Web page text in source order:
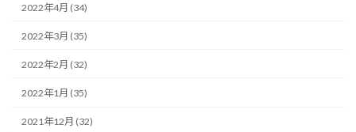
2022年4月 (34)
2022年3月 (35)
2022年2月 (32)
2022年1月 (35)
2021年12月 (32)